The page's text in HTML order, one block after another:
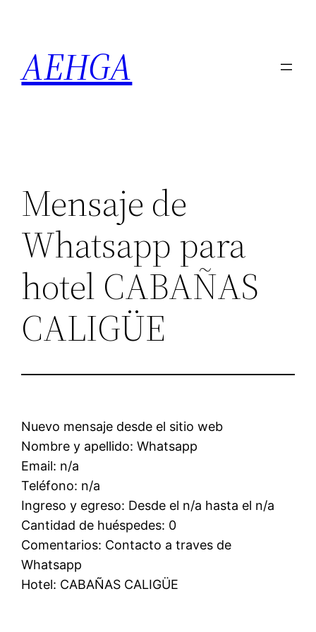
contenido
AEHGA
Mensaje de
Whatsapp para
hotel CABAÑAS
CALIGÜE
Nuevo mensaje desde el sitio web
Nombre y apellido: Whatsapp
Email: n/a
Teléfono: n/a
Ingreso y egreso: Desde el n/a hasta el n/a
Cantidad de huéspedes: 0
Comentarios: Contacto a traves de
Whatsapp
Hotel: CABAÑAS CALIGÜE